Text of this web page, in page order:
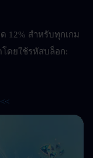
12% สำหรับทุกเกม